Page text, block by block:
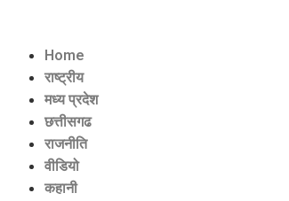
Home
राष्ट्रीय
मध्य प्रदेश
छत्तीसगढ
राजनीति
वीडियो
कहानी